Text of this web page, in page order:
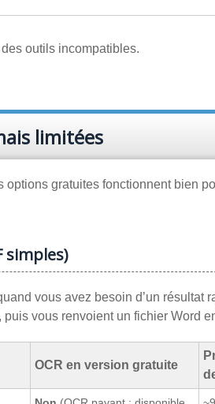
outils incompatibles.
limitées
gratuites fonctionnent bien
simples)
vous avez besoin d’un résultat
vous renvoient un fichier Word
OCR en version gratuite